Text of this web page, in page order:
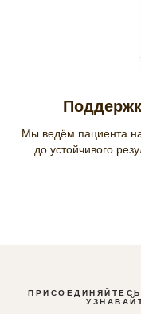
Мы ведём пациента
до устойчивого